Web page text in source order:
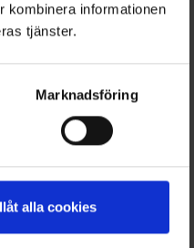
kombinera informationen
tjänster.
Marknadsföring
alla cookies